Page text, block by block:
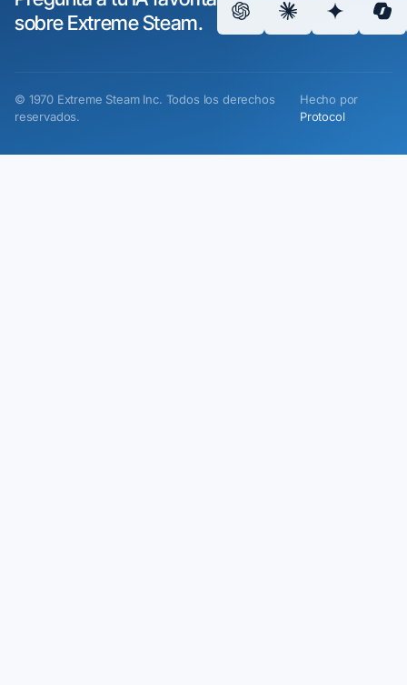
sobre Extreme Steam.
© 1970 Extreme Steam Inc. Todos los derechos
reservados.
Hecho por
Protocol